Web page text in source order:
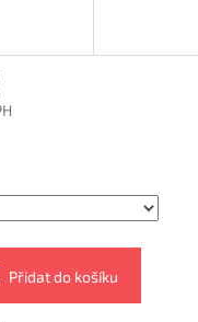
Přidat do košíku